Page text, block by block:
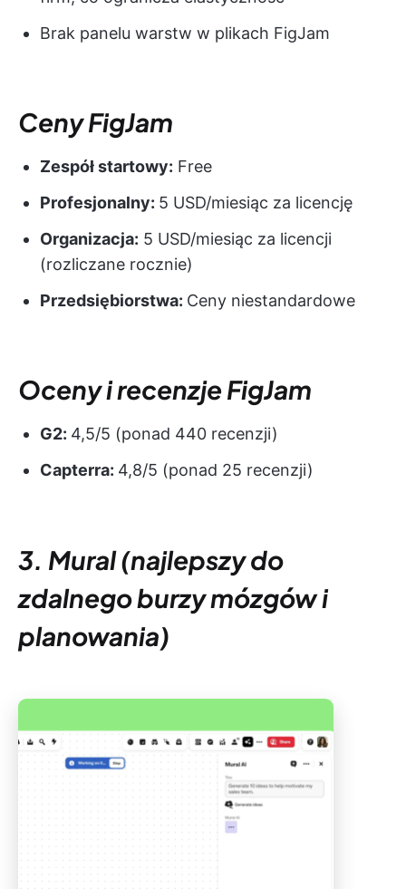
Brak panelu warstw w plikach FigJam
Ceny FigJam
Zespół startowy: Free
Profesjonalny: 5 USD/miesiąc za licencję
Organizacja: 5 USD/miesiąc za licencji
(rozliczane rocznie)
Przedsiębiorstwa: Ceny niestandardowe
Oceny i recenzje FigJam
G2: 4,5/5 (ponad 440 recenzji)
Capterra: 4,8/5 (ponad 25 recenzji)
3. Mural (najlepszy do
zdalnego burzy mózgów i
planowania)